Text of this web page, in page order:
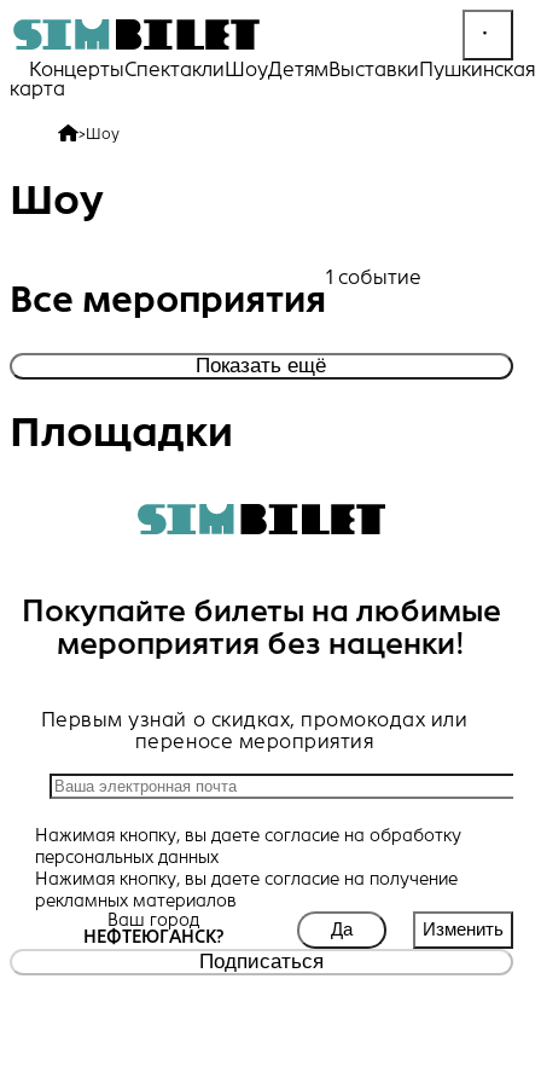
КонцертыСпектакли ШоуДетямВыставкиПушкинская
карта
>Шоу
Шоу
Все мероприятия
1 событие
Показать ещё
Площадки
Покупайте билеты на любимые
мероприятия без наценки!
Первым узнай о скидках, промокодах или
переносе мероприятия
Нажимая кнопку, вы даете согласие на обработку
персональных данных
Нажимая кнопку, вы даете согласие на получение
рекламных материалов
Ваш город
НЕФТЕЮГАНСК?
Да Изменить
Подписаться